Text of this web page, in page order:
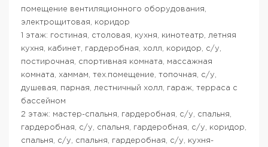
помещение вентиляционного оборудования,
электрощитовая, коридор
1 этаж: гостиная, столовая, кухня, кинотеатр, летняя
кухня, кабинет, гардеробная, холл, коридор, с/у,
постирочная, спортивная комната, массажная
комната, хаммам, тех.помещение, топочная, с/у,
душевая, парная, лестничный холл, гараж, терраса с
бассейном
2 этаж: мастер-спальня, гардеробная, с/у, спальня,
гардеробная, с/у, спальня, гардеробная, с/у, коридор,
спальня, с/у, спальня, гардеробная, с/у, кухня-